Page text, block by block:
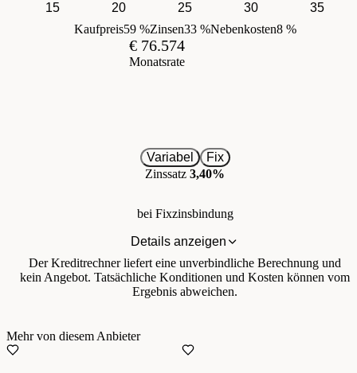
15
20 25 30
35
Kaufpreis59 %Zinsen33 %Nebenkosten8 %
€ 76.574
Monatsrate
Variabel
Fix
Zinssatz 3,40%
bei Fixzinsbindung
Details anzeigen
Der Kreditrechner liefert eine unverbindliche Berechnung und
kein Angebot. Tatsächliche Konditionen und Kosten können vom
Ergebnis abweichen.
Mehr von diesem Anbieter